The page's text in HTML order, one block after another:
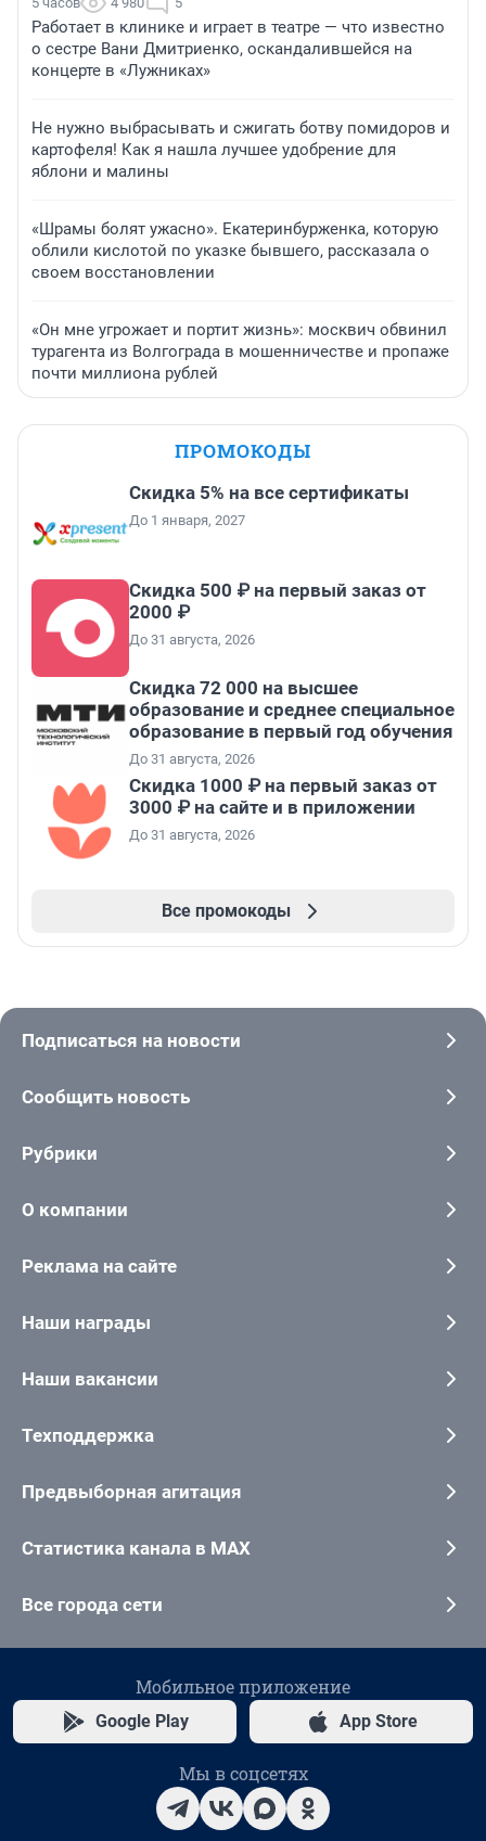
Работает в клинике и играет в театре — что известно
о сестре Вани Дмитриенко, оскандалившейся на
концерте в «Лужниках»
Не нужно выбрасывать и сжигать ботву помидоров и
картофеля! Как я нашла лучшее удобрение для
яблони и малины
«Шрамы болят ужасно». Екатеринбурженка, которую
облили кислотой по указке бывшего, рассказала о
своем восстановлении
«Он мне угрожает и портит жизнь»: москвич обвинил
турагента из Волгограда в мошенничестве и пропаже
почти миллиона рублей
ПРОМОКОДЫ
Скидка 5% на все сертификаты
До 1 января, 2027
Скидка 500 ₽ на первый заказ от
2000 ₽
До 31 августа, 2026
Скидка 72 000 на высшее
образование и среднее специальное
образование в первый год обучения
До 31 августа, 2026
Скидка 1000 ₽ на первый заказ от
3000 ₽ на сайте и в приложении
До 31 августа, 2026
Все промокоды
Подписаться на новости
Сообщить новость
Рубрики
О компании
Реклама на сайте
Наши награды
Наши вакансии
Техподдержка
Предвыборная агитация
Статистика канала в MAX
Все города сети
Мобильное приложение
Google Play App Store
Мы в соцсетях